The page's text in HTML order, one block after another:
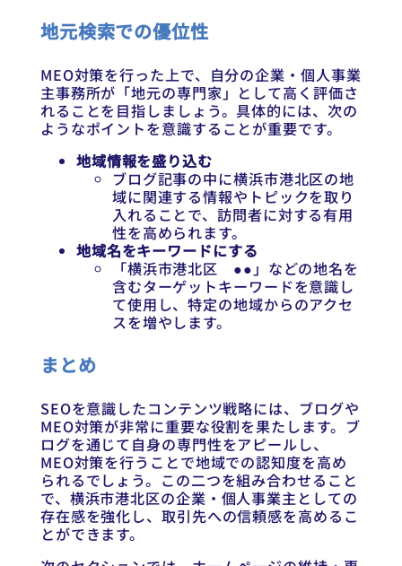
地元検索での優位性
MEO対策を行った上で、自分の企業・個人事業
主事務所が「地元の専門家」として高く評価さ
れることを目指しましょう。具体的には、次の
ようなポイントを意識することが重要です。
地域情報を盛り込む
ブログ記事の中に横浜市港北区の地
域に関連する情報やトピックを取り
入れることで、訪問者に対する有用
性を高められます。
地域名をキーワードにする
「横浜市港北区 ●●」などの地名を
含むターゲットキーワードを意識し
て使用し、特定の地域からのアクセ
スを増やします。
まとめ
SEOを意識したコンテンツ戦略には、ブログや
MEO対策が非常に重要な役割を果たします。ブ
ログを通じて自身の専門性をアピールし、
MEO対策を行うことで地域での認知度を高め
られるでしょう。この二つを組み合わせること
で、横浜市港北区の企業・個人事業主としての
存在感を強化し、取引先への信頼感を高めるこ
とができます。